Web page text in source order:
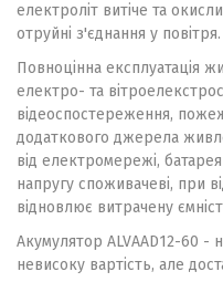
електроліт витіче та
отруйні з'єднання у повітря.
Повноцінна експлуатація
електро- та
відеоспостереження,
додаткового джерела
від електромережі,
напругу споживачеві, при
відновлює витрачену
Акумулятор ALVAAD12-60 -
невисоку вартість, але